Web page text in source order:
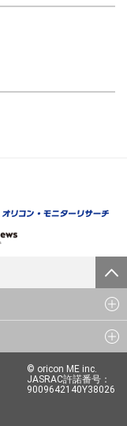
© oricon ME inc.
JASRAC許諾番号：
9009642140Y38026